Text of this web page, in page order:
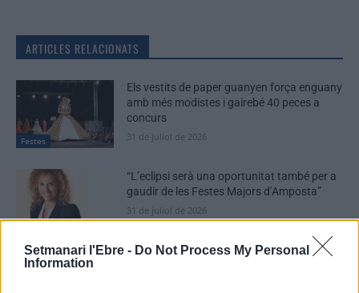
Setmanari l'Ebre - Do Not Process My Personal
Information
ARTICLES RELACIONATS
Festes
Els vestits de paper guanyen força enguany
amb més modistes i gairebé 40 peces a
concurs
31 de juliol de 2026
“L’eclipsi serà una oportunitat també per a
gaudir de les Festes Majors d’Amposta”
31 de juliol de 2026